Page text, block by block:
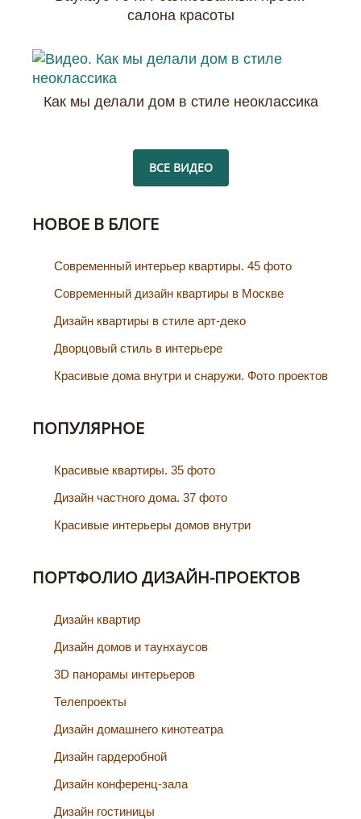
салона красоты
Как мы делали дом в стиле неоклассика
ВСЕ ВИДЕО
НОВОЕ В БЛОГЕ
Cовременный интерьер квартиры. 45 фото
Современный дизайн квартиры в Москве
Дизайн квартиры в стиле арт-деко
Дворцовый стиль в интерьере
Красивые дома внутри и снаружи. Фото проектов
ПОПУЛЯРНОЕ
Красивые квартиры. 35 фото
Дизайн частного дома. 37 фото
Красивые интерьеры домов внутри
ПОРТФОЛИО ДИЗАЙН-ПРОЕКТОВ
Дизайн квартир
Дизайн домов и таунхаусов
3D панорамы интерьеров
Телепроекты
Дизайн домашнего кинотеатра
Дизайн гардеробной
Дизайн конференц-зала
Дизайн гостиницы